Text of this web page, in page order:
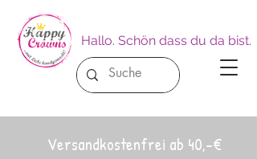
Hallo. Schön dass du da bist.
Versandkostenfrei ab 40,-€